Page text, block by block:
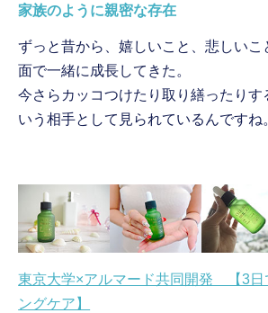
家族のように親密な存在
ずっと昔から、嬉しいこと、悲しいこ
面で一緒に成長してきた。
今さらカッコつけたり取り繕ったりす
いう相手として見られているんですね
東京大学×アルマード共同開発 【3日
ングケア】